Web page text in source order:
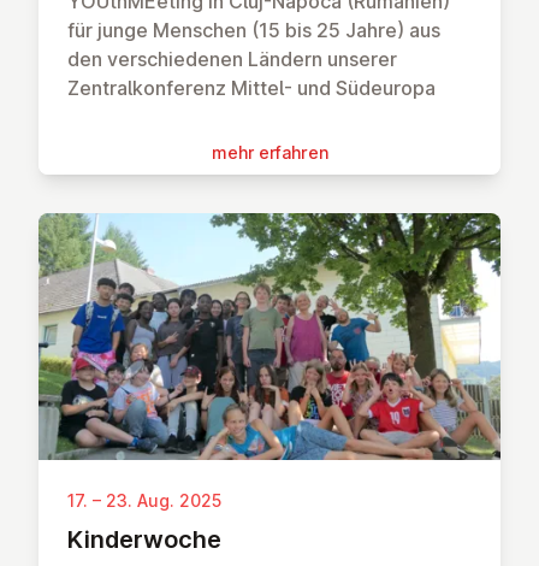
für junge Menschen (15 bis 25 Jahre) aus
den verschiedenen Ländern unserer
Zentralkonferenz Mittel- und Südeuropa
mehr erfahren
17. – 23. Aug. 2025
Kin­der­wo­che